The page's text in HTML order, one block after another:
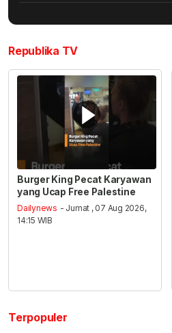
Republika TV
Burger King Pecat Karyawan
yang Ucap Free Palestine
Dailynews - Jumat , 07 Aug 2026,
14:15 WIB
Terpopuler